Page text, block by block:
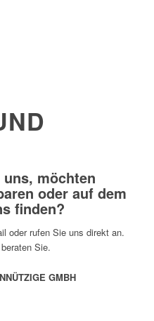
uns, möchten
oder auf dem
finden?
oder rufen Sie uns direkt an.
Sie.
GMBH